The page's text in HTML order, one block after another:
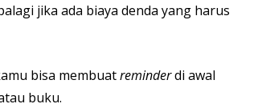
jika ada biaya denda yang harus
bisa membuatreminderdi awal
buku.